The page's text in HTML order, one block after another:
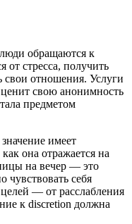
обращаются к
от стресса, получить
отношения. Услуги
свою анонимность
предметом
имеет
она отражается на
на вечер — это
чувствовать себя
— от расслабления
к discretion должна